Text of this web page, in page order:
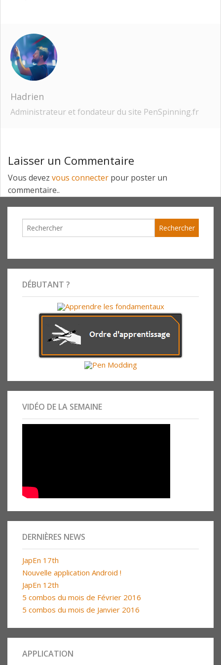
Hadrien
Administrateur et fondateur du site PenSpinning.fr
Laisser un Commentaire
Vous devez vous connecter pour poster un
commentaire..
DÉBUTANT ?
VIDÉO DE LA SEMAINE
DERNIÈRES NEWS
JapEn 17th
Nouvelle application Android !
JapEn 12th
5 combos du mois de Février 2016
5 combos du mois de Janvier 2016
APPLICATION